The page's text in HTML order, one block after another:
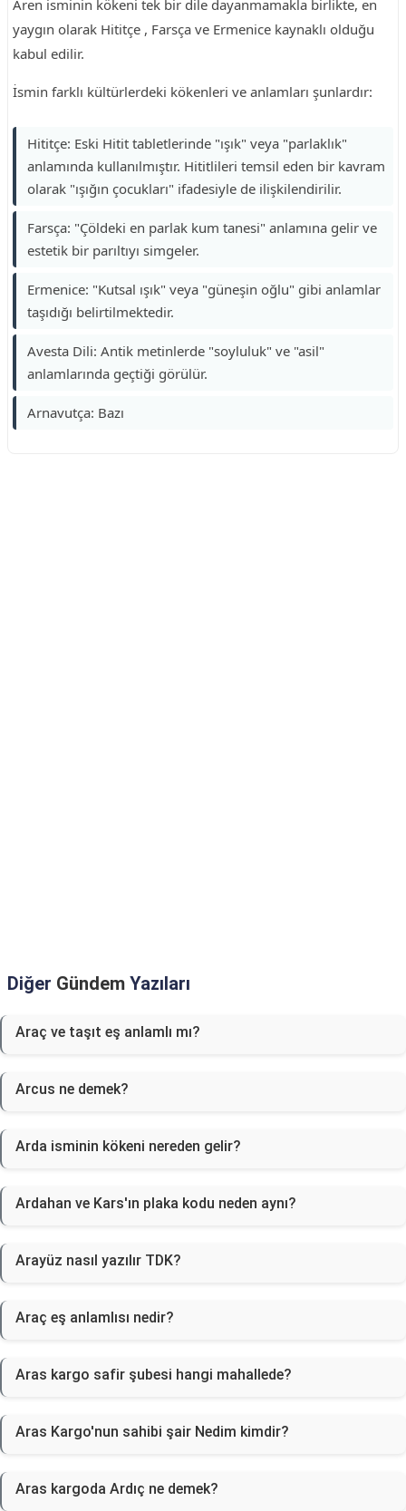
Aren isminin kökeni tek bir dile dayanmamakla birlikte, en
yaygın olarak Hititçe , Farsça ve Ermenice kaynaklı olduğu
kabul edilir.
İsmin farklı kültürlerdeki kökenleri ve anlamları şunlardır:
Hititçe: Eski Hitit tabletlerinde "ışık" veya "parlaklık"
anlamında kullanılmıştır. Hititlileri temsil eden bir kavram
olarak "ışığın çocukları" ifadesiyle de ilişkilendirilir.
Farsça: "Çöldeki en parlak kum tanesi" anlamına gelir ve
estetik bir parıltıyı simgeler.
Ermenice: "Kutsal ışık" veya "güneşin oğlu" gibi anlamlar
taşıdığı belirtilmektedir.
Avesta Dili: Antik metinlerde "soyluluk" ve "asil"
anlamlarında geçtiği görülür.
Arnavutça: Bazı
Diğer Gündem Yazıları
Araç ve taşıt eş anlamlı mı?
Arcus ne demek?
Arda isminin kökeni nereden gelir?
Ardahan ve Kars'ın plaka kodu neden aynı?
Arayüz nasıl yazılır TDK?
Araç eş anlamlısı nedir?
Aras kargo safir şubesi hangi mahallede?
Aras Kargo'nun sahibi şair Nedim kimdir?
Aras kargoda Ardıç ne demek?